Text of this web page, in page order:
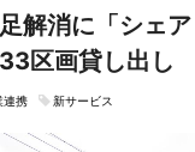
解消に「シェ
区画貸し出し
連携 新サービス